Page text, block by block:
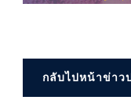
กลับไปหน้าข่าว